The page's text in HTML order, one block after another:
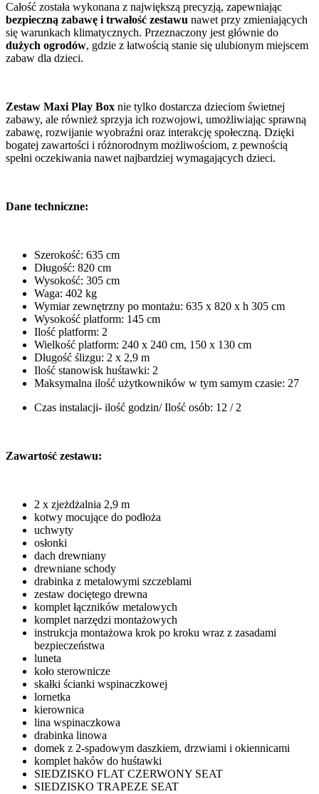
Całość została wykonana z największą precyzją, zapewniając
bezpieczną zabawę i trwałość zestawu nawet przy zmieniających
się warunkach klimatycznych. Przeznaczony jest głównie do
dużych ogrodów, gdzie z łatwością stanie się ulubionym miejscem
zabaw dla dzieci.
Zestaw Maxi Play Box nie tylko dostarcza dzieciom świetnej
zabawy, ale również sprzyja ich rozwojowi, umożliwiając sprawną
zabawę, rozwijanie wyobraźni oraz interakcję społeczną. Dzięki
bogatej zawartości i różnorodnym możliwościom, z pewnością
spełni oczekiwania nawet najbardziej wymagających dzieci.
Dane techniczne:
Szerokość: 635 cm
Długość: 820 cm
Wysokość: 305 cm
Waga: 402 kg
Wymiar zewnętrzny po montażu: 635 x 820 x h 305 cm
Wysokość platform: 145 cm
Ilość platform: 2
Wielkość platform: 240 x 240 cm, 150 x 130 cm
Długość ślizgu: 2 x 2,9 m
Ilość stanowisk huśtawki: 2
Maksymalna ilość użytkowników w tym samym czasie: 27
Czas instalacji- ilość godzin/ Ilość osób: 12 / 2
Zawartość zestawu:
2 x zjeżdżalnia 2,9 m
kotwy mocujące do podłoża
uchwyty
osłonki
dach drewniany
drewniane schody
drabinka z metalowymi szczeblami
zestaw dociętego drewna
komplet łączników metalowych
komplet narzędzi montażowych
instrukcja montażowa krok po kroku wraz z zasadami
bezpieczeństwa
luneta
koło sterownicze
skałki ścianki wspinaczkowej
lornetka
kierownica
lina wspinaczkowa
drabinka linowa
domek z 2-spadowym daszkiem, drzwiami i okiennicami
komplet haków do huśtawki
SIEDZISKO FLAT CZERWONY SEAT
SIEDZISKO TRAPEZE SEAT